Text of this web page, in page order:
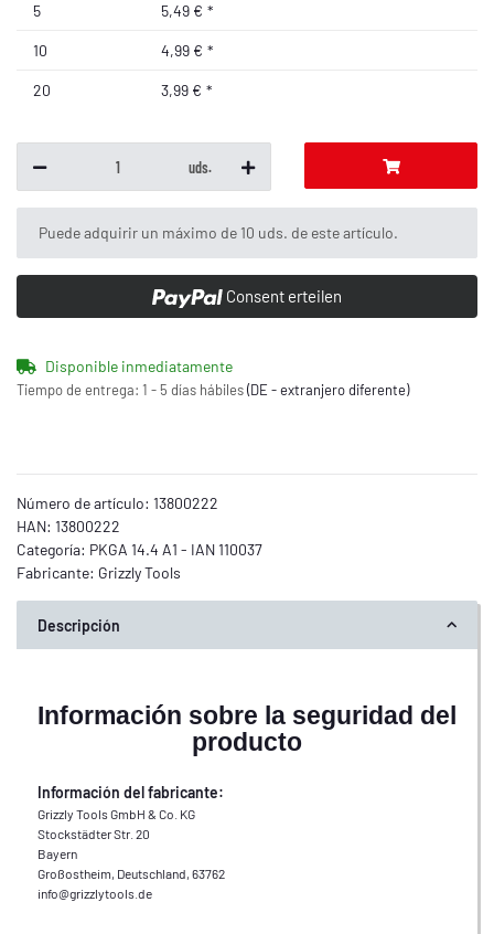
5 5,49 € *
10 4,99 € *
20 3,99 € *
uds.
x
Puede adquirir un máximo de 10 uds. de este artículo.
Consent erteilen
Disponible inmediatamente
Tiempo de entrega: 1 - 5 días hábiles(DE - extranjero diferente)
Número de artículo: 13800222
HAN: 13800222
Categoría: PKGA 14.4 A1 - IAN 110037
Fabricante: Grizzly Tools
Descripción
Información sobre la seguridad del
producto
Información del fabricante:
Grizzly Tools GmbH & Co. KG
Stockstädter Str. 20
Bayern
Großostheim, Deutschland, 63762
info@grizzlytools.de